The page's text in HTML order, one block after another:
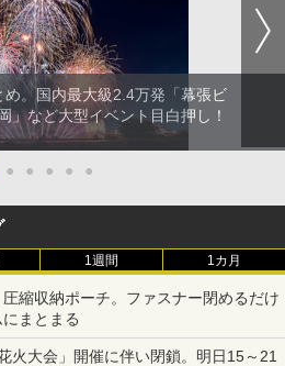
。国内最大級2.4万発「幕張ビ
」など大型イベント目白押し！
● ● ● ● ●
1週間 1カ月
縮収納ポーチ。ファスナー閉めるだけ
まとまる
火大会」開催に伴い閉鎖。明日15～21